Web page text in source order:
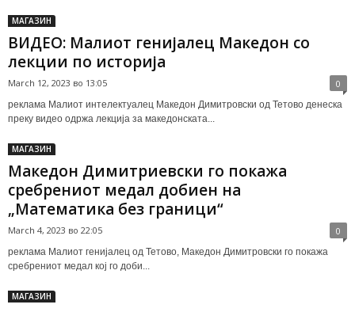
МАГАЗИН
ВИДЕО: Малиот генијалец Македон со
лекции по историја
March 12, 2023 во 13:05 0
реклама Малиот интелектуалец Македон Димитровски од Тетово денеска
преку видео одржа лекција за македонската...
МАГАЗИН
Македон Димитриевски го покажа
сребрениот медал добиен на
„Математика без граници“
March 4, 2023 во 22:05 0
реклама Малиот генијалец од Тетово, Македон Димитровски го покажа
сребрениот медал кој го доби...
МАГАЗИН